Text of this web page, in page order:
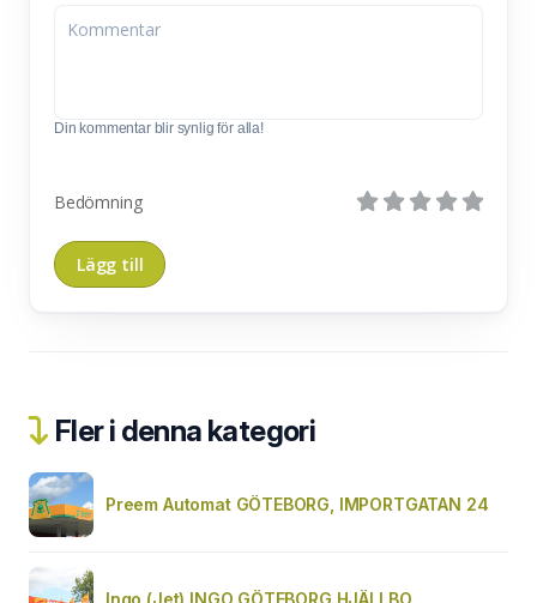
Din kommentar blir synlig för alla!
Bedömning
Fler i denna kategori
Preem Automat GÖTEBORG, IMPORTGATAN 24
Ingo (Jet) INGO GÖTEBORG HJÄLLBO